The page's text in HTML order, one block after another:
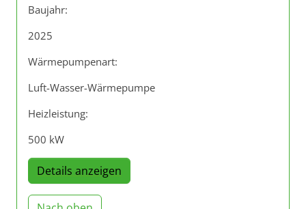
Baujahr:
2025
Wärmepumpenart:
Luft-Wasser-Wärmepumpe
Heizleistung:
500 kW
Details anzeigen